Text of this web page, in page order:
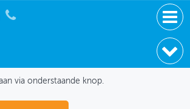
via onderstaande knop.